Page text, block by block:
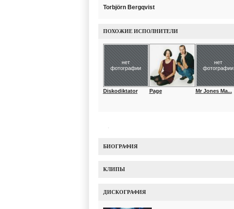
Torbjörn Bergqvist
ПОХОЖИЕ ИСПОЛНИТЕЛИ
нет
фотографии
Diskodiktator Page
нет
фотографии
Mr Jones Ma...
БИОГРАФИЯ
КЛИПЫ
ДИСКОГРАФИЯ